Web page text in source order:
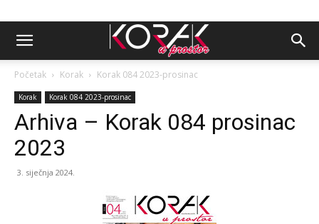
Početak Korak Korak 084 2023-prosinac
Korak Korak 084 2023-prosinac
Arhiva – Korak 084 prosinac
2023
3. siječnja 2024.